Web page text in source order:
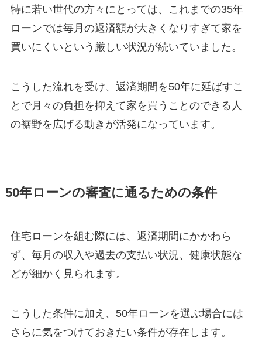
特に若い世代の方々にとっては、これまでの35年
ローンでは毎月の返済額が大きくなりすぎて家を
買いにくいという厳しい状況が続いていました。
こうした流れを受け、返済期間を50年に延ばすこ
とで月々の負担を抑えて家を買うことのできる人
の裾野を広げる動きが活発になっています。
50年ローンの審査に通るための条件
住宅ローンを組む際には、返済期間にかかわら
ず、毎月の収入や過去の支払い状況、健康状態な
どが細かく見られます。
こうした条件に加え、50年ローンを選ぶ場合には
さらに気をつけておきたい条件が存在します。